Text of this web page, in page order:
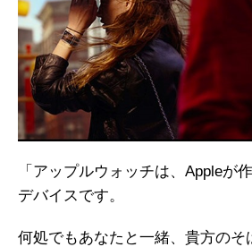
「アップルウォッチは、Appleが
デバイスです。
何処でもあなたと一緒、貴方のそ